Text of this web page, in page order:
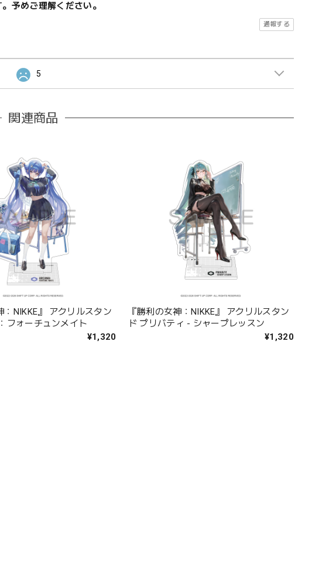
予めご理解ください。
通報する
5
関連商品
：NIKKE』 アクリルスタン
フォーチュンメイト
¥1,320
『勝利の女神：NIKKE』 アクリルスタン
ド プリバティ - シャープレッスン
¥1,320